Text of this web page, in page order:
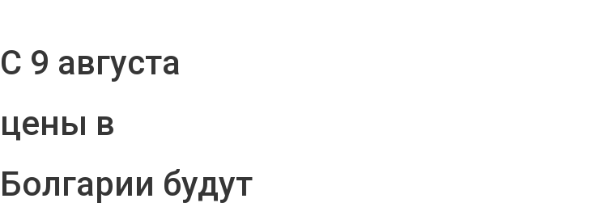
С 9 августа
цены в
Болгарии будут